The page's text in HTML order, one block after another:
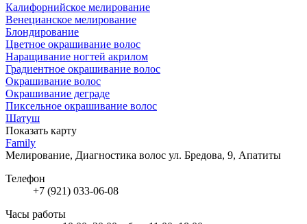
Калифорнийское мелирование
Венецианское мелирование
Блондирование
Цветное окрашивание волос
Наращивание ногтей акрилом
Градиентное окрашивание волос
Окрашивание волос
Окрашивание деграде
Пиксельное окрашивание волос
Шатуш
Показать карту
Family
Мелирование, Диагностика волос ул. Бредова, 9, Апатиты
Телефон
+7 (921) 033-06-08
Часы работы